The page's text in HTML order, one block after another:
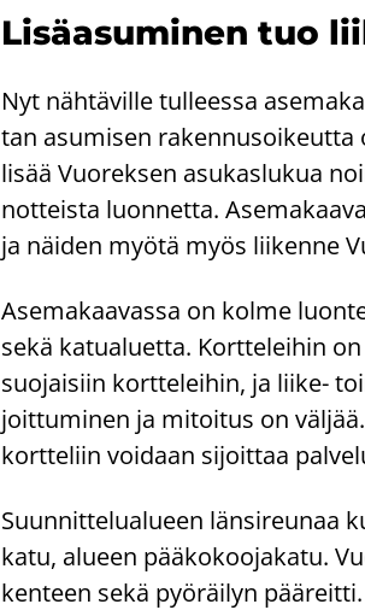
Li­sä­asu­mi­nen tuo
Nyt näh­tä­vil­le tul­lees­sa
tan asu­mi­sen
lisää Vuo­rek­sen asu­kas­lu­kua
not­teis­ta luon­net­ta.
ja näi­den myötä myös lii­ken­ne
Ase­ma­kaa­vas­sa on kolme
sekä ka­tua­luet­ta. Kort­te­lei­hin
suo­jai­siin kort­te­lei­hin, ja liike-​
joit­tu­mi­nen ja mi­toi­tus on
kort­te­liin voi­daan si­joit­taa
Suun­nit­te­lua­lu­een län­si­reu­naa
ka­tu, alu­een pää­ko­koo­ja­ka­tu.
ken­teen sekä pyö­räi­lyn